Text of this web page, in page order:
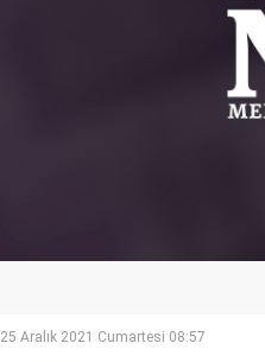
25 Aralık 2021 Cumartesi 08:57